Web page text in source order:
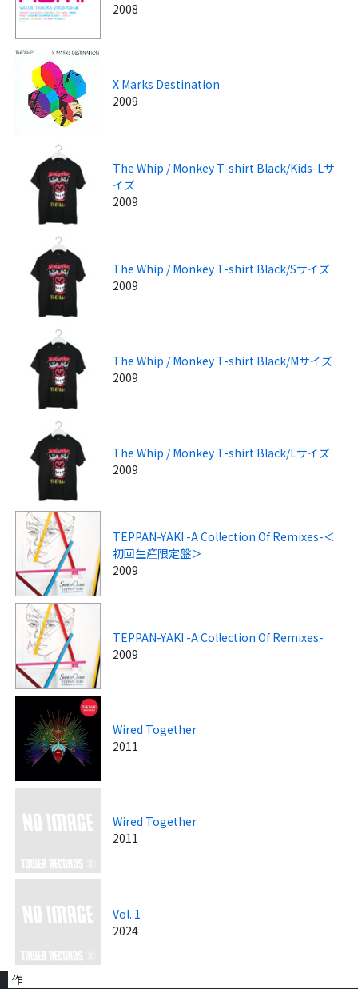
2008
X Marks Destination
2009
The Whip / Monkey T-shirt Black/Kids-Lサ
イズ
2009
The Whip / Monkey T-shirt Black/Sサイズ
2009
The Whip / Monkey T-shirt Black/Mサイズ
2009
The Whip / Monkey T-shirt Black/Lサイズ
2009
TEPPAN-YAKI -A Collection Of Remixes-＜
初回生産限定盤＞
2009
TEPPAN-YAKI -A Collection Of Remixes-
2009
Wired Together
2011
Wired Together
2011
Vol. 1
2024
作